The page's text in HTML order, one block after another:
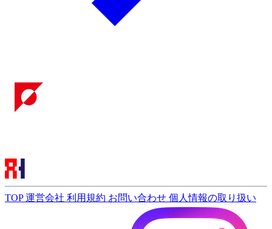
TOP運営会社 利用規約 お問い合わせ 個人情報の取り扱い